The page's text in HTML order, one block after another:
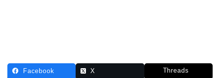
Facebook X Threads